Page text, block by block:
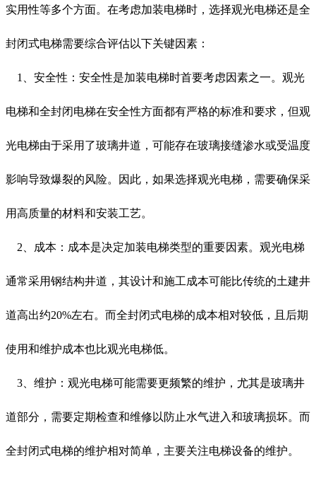
实用性等多个方面。在考虑加装电梯时，选择观光电梯还是全
封闭式电梯需要综合评估以下关键因素：
1、安全性：安全性是加装电梯时首要考虑因素之一。观光
电梯和全封闭电梯在安全性方面都有严格的标准和要求，但观
光电梯由于采用了玻璃井道，可能存在玻璃接缝渗水或受温度
影响导致爆裂的风险。因此，如果选择观光电梯，需要确保采
用高质量的材料和安装工艺。
2、成本：成本是决定加装电梯类型的重要因素。观光电梯
通常采用钢结构井道，其设计和施工成本可能比传统的土建井
道高出约20%左右。而全封闭式电梯的成本相对较低，且后期
使用和维护成本也比观光电梯低。
3、维护：观光电梯可能需要更频繁的维护，尤其是玻璃井
道部分，需要定期检查和维修以防止水气进入和玻璃损坏。而
全封闭式电梯的维护相对简单，主要关注电梯设备的维护。